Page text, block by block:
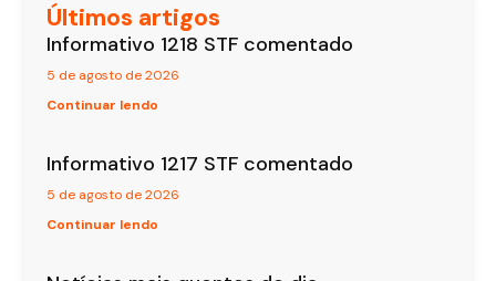
Últimos artigos
Informativo 1218 STF comentado
5 de agosto de 2026
Continuar lendo
Informativo 1217 STF comentado
5 de agosto de 2026
Continuar lendo